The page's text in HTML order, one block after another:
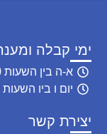
יצירת קשר
ימי קבלה
א-ה בין השעות 09:00-20:00
יום ו ביו השעות 10:00-15:00